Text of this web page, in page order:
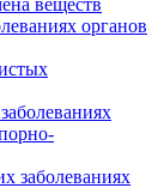
веществ
органов
заболеваниях